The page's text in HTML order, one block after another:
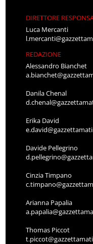
DIRETTORE
Luca Mercanti
REDAZIONE
Alessandro Bianchet
Danila Chenal
Erika David
Davide Pellegrino
Cinzia Timpano
Arianna Papalia
Thomas Piccot